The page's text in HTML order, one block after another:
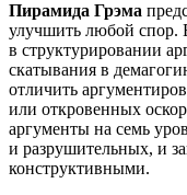
Пирамида Грэма
улучшить любой спор.
в структурировании
скатывания в
отличить
или откровенных
аргументы на семь
и разрушительных, и
конструктивными.